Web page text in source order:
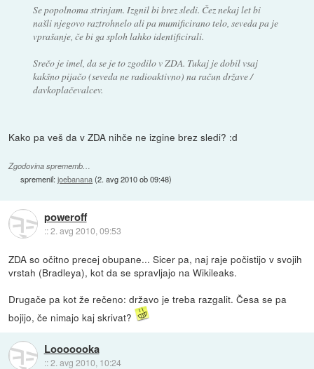
Se popolnoma strinjam. Izgnil bi brez sledi. Čez nekaj let bi
našli njegovo raztrohnelo ali pa mumificirano telo, seveda pa je
vprašanje, če bi ga sploh lahko identificirali.
Srečo je imel, da se je to zgodilo v ZDA. Tukaj je dobil vsaj
kakšno pijačo (seveda ne radioaktivno) na račun države /
davkoplačevalcev.
Kako pa veš da v ZDA nihče ne izgine brez sledi? :d
Zgodovina sprememb…
spremenil:joebanana(2. avg 2010 ob 09:48)
poweroff
::2. avg 2010, 09:53
ZDA so očitno precej obupane... Sicer pa, naj raje počistijo v svojih
vrstah (Bradleya), kot da se spravljajo na Wikileaks.
Drugače pa kot že rečeno: državo je treba razgalit. Česa se pa
bojijo, če nimajo kaj skrivat?
Looooooka
::2. avg 2010, 10:24